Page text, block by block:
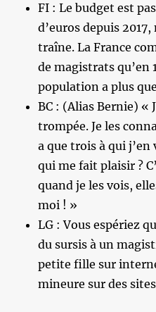
FI : Le budget est
d’euros depuis
traîne. La France
de magistrats qu’en
population a plus
BC : (Alias Bernie) «
trompée. Je les
a que trois à qui j’en
qui me fait plaisir ?
quand je les vois,
moi ! »
LG : Vous espériez
du sursis à un
petite fille sur
mineure sur des